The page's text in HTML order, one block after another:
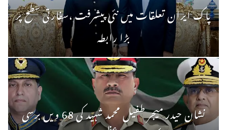
پاک ایران تعلقات میں نئی پیشرفت ،سفارتی سطح پر
بڑا رابطہ
نشان حیدر میجر طفیل محمد شہید کی 68 ویں برسی